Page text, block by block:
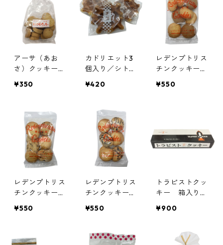
アーサ（あお
さ）クッキー／
¥350
カドリエット3
個入り／シトー
¥420
レデンプトリス
チンクッキーズ
¥550
レデンプトリス
チンクッキーズ
ーナッツ）／鎌
¥550
レデンプトリス
チンクッキーズ
ク）／鎌倉レデ
修道院
¥550
トラピストクッ
キー 箱入り／
燈台の聖母トラ
¥900